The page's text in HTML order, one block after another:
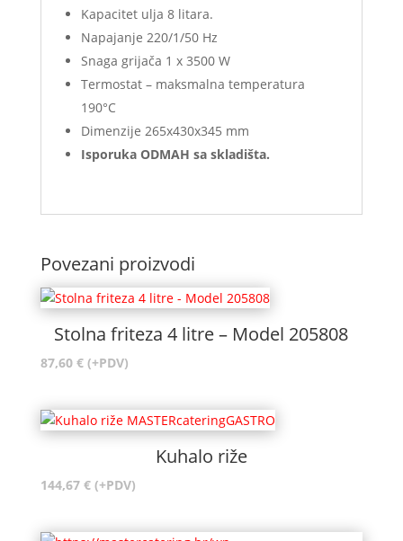
Kapacitet ulja 8 litara.
Napajanje 220/1/50 Hz
Snaga grijača 1 x 3500 W
Termostat – maksmalna temperatura
190°C
Dimenzije 265x430x345 mm
Isporuka ODMAH sa skladišta.
Povezani proizvodi
Stolna friteza 4 litre – Model 205808
87,60 € (+PDV)
Kuhalo riže
144,67 € (+PDV)